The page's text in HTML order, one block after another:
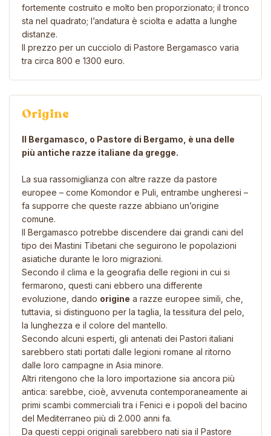
fortemente costruito e molto ben proporzionato; il tronco
sta nel quadrato; l’andatura è sciolta e adatta a lunghe
distanze.
Il prezzo per un cucciolo di Pastore Bergamasco varia
tra circa 800 e 1300 euro.
Origine
Il Bergamasco, o Pastore di Bergamo, è una delle
più antiche razze italiane da gregge.
La sua rassomiglianza con altre razze da pastore
europee – come Komondor e Puli, entrambe ungheresi –
fa supporre che queste razze abbiano un’origine
comune.
Il Bergamasco potrebbe discendere dai grandi cani del
tipo dei Mastini Tibetani che seguirono le popolazioni
asiatiche durante le loro migrazioni.
Secondo il clima e la geografia delle regioni in cui si
fermarono, questi cani ebbero una differente
evoluzione, dando origine a razze europee simili, che,
tuttavia, si distinguono per la taglia, la tessitura del pelo,
la lunghezza e il colore del mantello.
Secondo alcuni esperti, gli antenati dei Pastori italiani
sarebbero stati portati dalle legioni romane al ritorno
dalle loro campagne in Asia minore.
Altri ritengono che la loro importazione sia ancora più
antica: sarebbe, cioè, avvenuta contemporaneamente ai
primi scambi commerciali tra i Fenici e i popoli del bacino
del Mediterraneo più di 2.000 anni fa.
Da questi ceppi originali sarebbero nati sia il Pastore